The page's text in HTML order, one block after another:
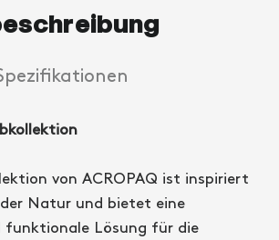
von ACROPAQ ist inspiriert
Natur und bietet eine
funktionale Lösung für die